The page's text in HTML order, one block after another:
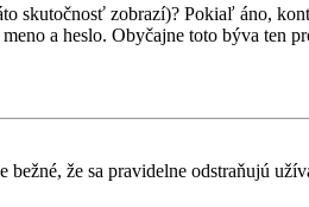
skutočnosť zobrazí)? Pokiaľ áno,
a heslo. Obyčajne toto býva ten
že sa pravidelne odstraňujú